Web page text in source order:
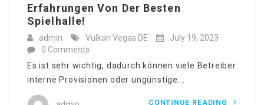
Erfahrungen Von Der Besten
Spielhalle!
admin Vulkan Vegas DE
July 19, 2023
0 Comments
Es ist sehr wichtig, dadurch können viele Betreiber
interne Provisionen oder ungünstige...
CONTINUE READING